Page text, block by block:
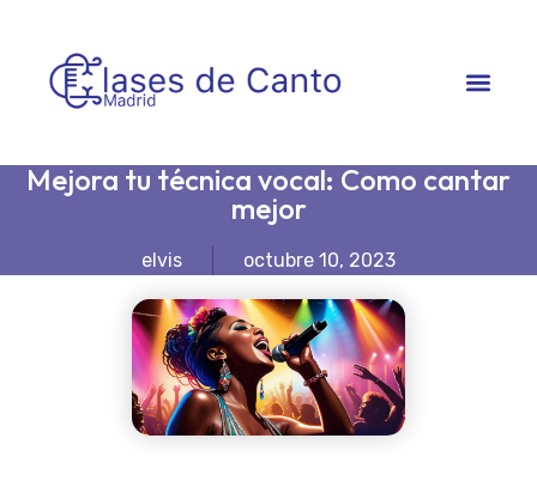
Mejora tu técnica vocal: Como cantar
mejor
elvis octubre 10, 2023